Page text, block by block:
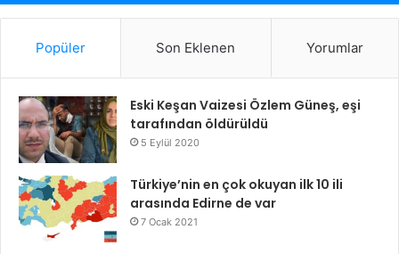
Popüler Son Eklenen Yorumlar
Eski Keşan Vaizesi Özlem Güneş, eşi
tarafından öldürüldü
5 Eylül 2020
Türkiye’nin en çok okuyan ilk 10 ili
arasında Edirne de var
7 Ocak 2021